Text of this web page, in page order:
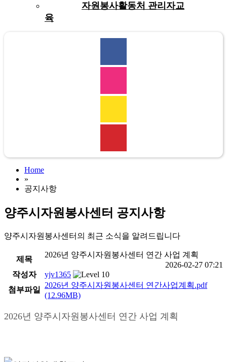
자원봉사활동처 관리자교
육
Home
»
공지사항
양주시자원봉사센터 공지사항
양주시자원봉사센터의 최근 소식을 알려드립니다
제목
2026년 양주시자원봉사센터 연간 사업 계획
2026-02-27 07:21
작성자
yjv1365
첨부파일
2026년 양주시자원봉사센터 연간사업계획.pdf
(12.96MB)
2026년 양주시자원봉사센터 연간 사업 계획